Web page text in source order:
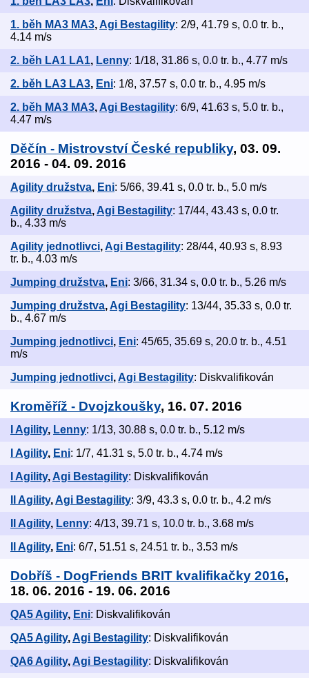
1. běh MA3 MA3,Agi Bestagility: 2/9, 41.79 s, 0.0 tr. b.,
4.14 m/s
2. běh LA1 LA1, Lenny: 1/18, 31.86 s, 0.0 tr. b., 4.77 m/s
2. běh LA3 LA3, Eni: 1/8, 37.57 s, 0.0 tr. b., 4.95 m/s
2. běh MA3 MA3, Agi Bestagility: 6/9, 41.63 s, 5.0 tr. b.,
4.47 m/s
Děčín - Mistrovství České republiky, 03. 09.
2016 - 04. 09. 2016
Agility družstva, Eni: 5/66, 39.41 s, 0.0 tr. b., 5.0 m/s
Agility družstva, Agi Bestagility: 17/44, 43.43 s, 0.0 tr.
b., 4.33 m/s
Agility jednotlivci,Agi Bestagility: 28/44, 40.93 s, 8.93
tr. b., 4.03 m/s
Jumping družstva, Eni: 3/66, 31.34 s, 0.0 tr. b., 5.26 m/s
Jumping družstva,Agi Bestagility: 13/44, 35.33 s, 0.0 tr.
b., 4.67 m/s
Jumping jednotlivci, Eni: 45/65, 35.69 s, 20.0 tr. b., 4.51
m/s
Jumping jednotlivci,Agi Bestagility: Diskvalifikován
Kroměříž - Dvojzkoušky, 16. 07. 2016
I Agility, Lenny: 1/13, 30.88 s, 0.0 tr. b., 5.12 m/s
I Agility, Eni: 1/7, 41.31 s, 5.0 tr. b., 4.74 m/s
I Agility, Agi Bestagility: Diskvalifikován
II Agility,Agi Bestagility: 3/9, 43.3 s, 0.0 tr. b., 4.2 m/s
II Agility, Lenny: 4/13, 39.71 s, 10.0 tr. b., 3.68 m/s
II Agility, Eni: 6/7, 51.51 s, 24.51 tr. b., 3.53 m/s
Dobříš - DogFriends ​BRIT ​kvalifikačky 2016,
18. 06. 2016 - 19. 06. 2016
QA5 Agility, Eni: Diskvalifikován
QA5 Agility,Agi Bestagility: Diskvalifikován
QA6 Agility, Agi Bestagility: Diskvalifikován